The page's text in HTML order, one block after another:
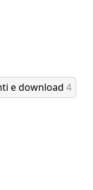
e download 4